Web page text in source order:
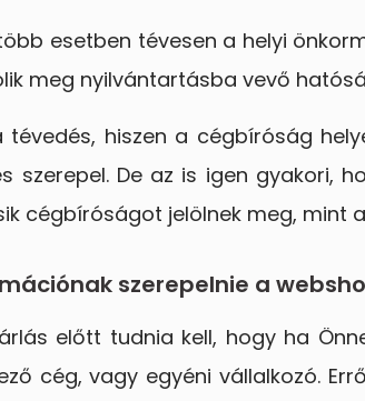
esetben tévesen a helyi
meg nyilvántartásba vevő
hiszen a cégbíróság
szerepel. De az is igen gyakori,
cégbíróságot jelölnek meg, mint
szerepelnie a
előtt tudnia kell, hogy ha
cég, vagy egyéni vállalkozó.